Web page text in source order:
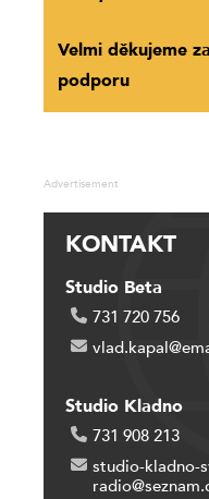
Velmi děkujeme
podporu
Advertisement
KONTAKT
Studio Beta
731 720 756
Studio Kladno
731 908 213
studio-kladno-